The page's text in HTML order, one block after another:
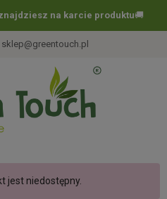
na karcie produktu🚚
sklep@greentouch.pl
jest niedostępny.